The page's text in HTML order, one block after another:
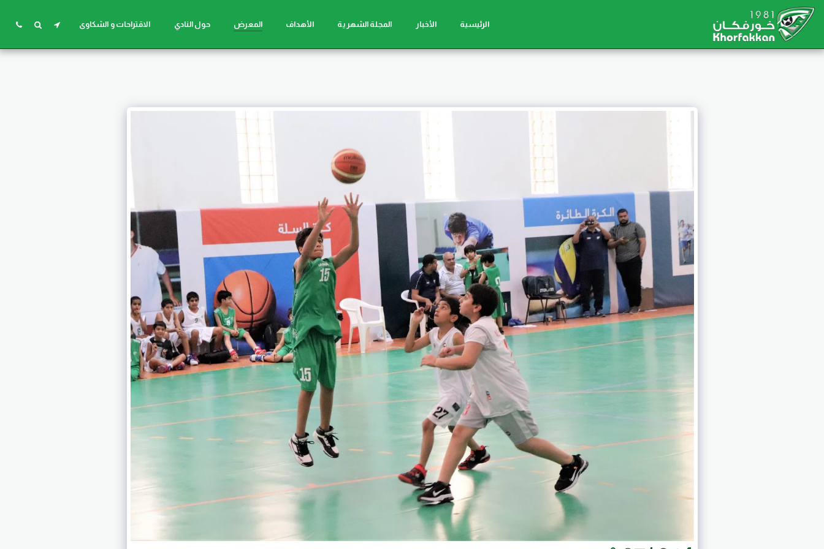
الرئيسية الأخبار المجلة الشهرية الأهداف المعرض حول النادي الاقتراحات و الشكاوى